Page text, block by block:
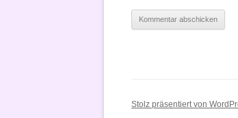
Stolz präsentiert von